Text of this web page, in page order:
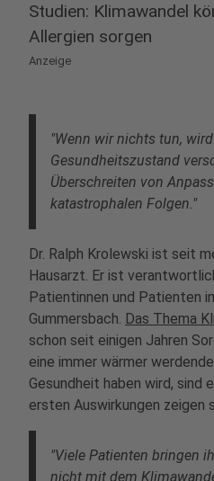
Studien: Klimawandel
Allergien sorgen
Anzeige
"Wenn wir nichts tun,
Gesundheitszustand
Überschreiten von
katastrophalen Folgen."
Dr. Ralph Krolewski ist seit
Hausarzt. Er ist
Patientinnen und Patienten
Gummersbach. Das Thema
schon seit einigen Jahren
eine immer wärmer
Gesundheit haben wird, sind
ersten Auswirkungen zeigen
"Viele Patienten bringen
nicht mit dem